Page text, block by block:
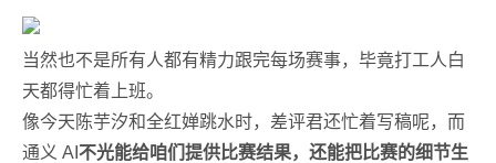
当然也不是所有人都有精力跟完每场赛事，毕竟打工人白
天都得忙着上班。
像今天陈芋汐和全红婵跳水时，差评君还忙着写稿呢，而
通义 AI 不光能给咱们提供比赛结果，还能把比赛的细节生